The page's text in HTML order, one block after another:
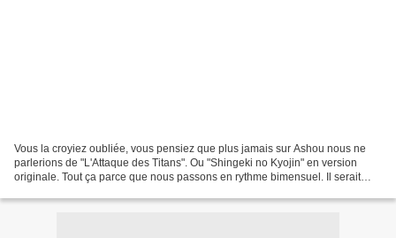
Vous la croyiez oubliée, vous pensiez que plus jamais sur Ashou nous ne
parlerions de "L'Attaque des Titans". Ou "Shingeki no Kyojin" en version
originale. Tout ça parce que nous passons en rythme bimensuel. Il serait